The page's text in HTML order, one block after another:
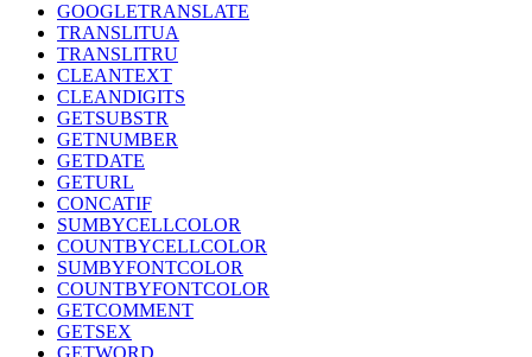
GOOGLETRANSLATE
TRANSLITUA
TRANSLITRU
CLEANTEXT
CLEANDIGITS
GETSUBSTR
GETNUMBER
GETDATE
GETURL
CONCATIF
SUMBYCELLCOLOR
COUNTBYCELLCOLOR
SUMBYFONTCOLOR
COUNTBYFONTCOLOR
GETCOMMENT
GETSEX
GETWORD